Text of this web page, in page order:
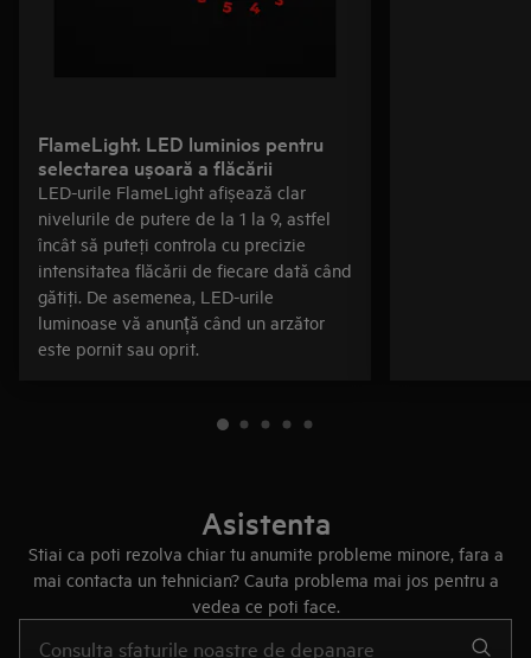
FlameLight. LED luminios pentru
selectarea ușoară a flăcării
LED-urile FlameLight afișează clar
nivelurile de putere de la 1 la 9, astfel
încât să puteţi controla cu precizie
intensitatea flăcării de fiecare dată când
gătiţi. De asemenea, LED-urile
luminoase vă anunță când un arzător
este pornit sau oprit.
Asistenta
Stiai ca poti rezolva chiar tu anumite probleme minore, fara a
mai contacta un tehnician? Cauta problema mai jos pentru a
vedea ce poti face.